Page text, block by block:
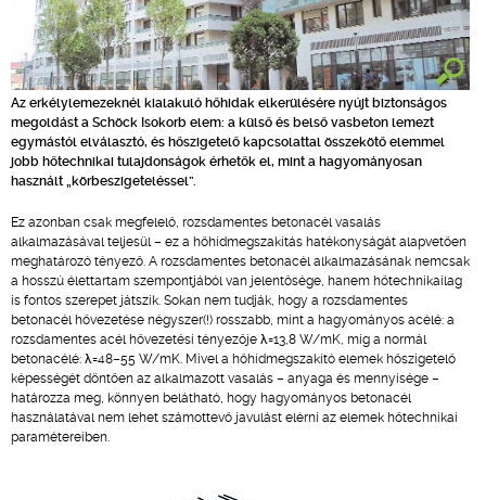
Az erkélylemezeknél kialakuló hőhidak elkerülésére nyújt biztonságos
megoldást a Schöck Isokorb elem: a külső és belső vasbeton lemezt
egymástól elválasztó, és hőszigetelő kapcsolattal összekötő elemmel
jobb hőtechnikai tulajdonságok érhetők el, mint a hagyományosan
használt „körbeszigeteléssel”.
Ez azonban csak megfelelő, rozsdamentes betonacél vasalás
alkalmazásával teljesül – ez a hőhídmegszakítás hatékonyságát alapvetően
meghatározó tényező. A rozsdamentes betonacél alkalmazásának nemcsak
a hosszú élettartam szempontjából van jelentősége, hanem hőtechnikailag
is fontos szerepet játszik. Sokan nem tudják, hogy a rozsdamentes
betonacél hővezetése négyszer(!) rosszabb, mint a hagyományos acélé: a
rozsdamentes acél hővezetési tényezője λ=13,8 W/mK, míg a normál
betonacélé: λ=48–55 W/mK. Mivel a hőhídmegszakító elemek hőszigetelő
képességét döntően az alkalmazott vasalás – anyaga és mennyisége –
határozza meg, könnyen belátható, hogy hagyományos betonacél
használatával nem lehet számottevő javulást elérni az elemek hőtechnikai
paramétereiben.